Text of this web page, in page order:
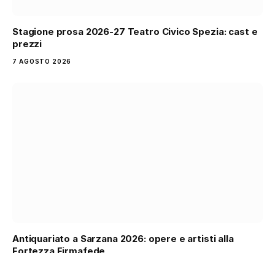
Stagione prosa 2026-27 Teatro Civico Spezia: cast e
prezzi
7 AGOSTO 2026
Antiquariato a Sarzana 2026: opere e artisti alla